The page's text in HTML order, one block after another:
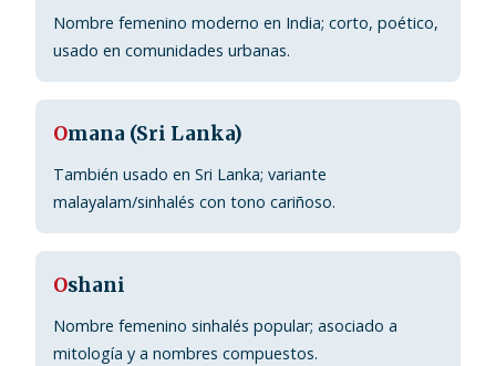
Nombre femenino moderno en India; corto, poético,
usado en comunidades urbanas.
Omana (Sri Lanka)
También usado en Sri Lanka; variante
malayalam/sinhalés con tono cariñoso.
Oshani
Nombre femenino sinhalés popular; asociado a
mitología y a nombres compuestos.